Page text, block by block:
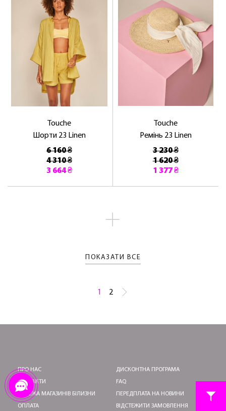
Touche
Шорти 23 Linen
6 160 ₴
4 310 ₴
3 664 ₴
Touche
Ремінь 23 Linen
3 230 ₴
1 620 ₴
1 377 ₴
ПОКАЗАТИ ВСЕ
1 2
ПРО НАС
КОНТАКТИ
МЕРЕЖА МАГАЗИНІВ БІЛИЗНИ
ОПЛАТА
ДИСКОНТНА ПРОГРАМА
FAQ
ПЕРЕДПЛАТА НА НОВИНИ
ВІДСТЕЖИТИ ЗАМОВЛЕННЯ